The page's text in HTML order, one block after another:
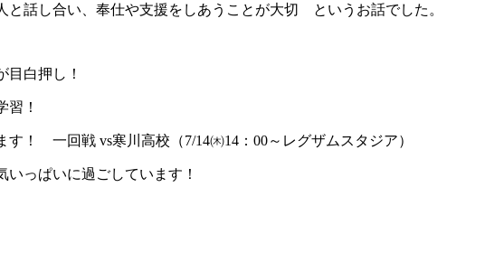
と話し合い、奉仕や支援をしあうことが大切 というお話でした。
目白押し！
習！
！ 一回戦 vs寒川高校（7/14㈭14：00～レグザムスタジア）
っぱいに過ごしています！